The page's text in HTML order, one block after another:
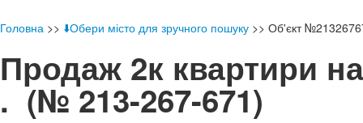
Головна >> ⬇️Обери місто для зручного пошуку >> Об'єкт
Продаж 2к квартири
.(№ 213-267-671)